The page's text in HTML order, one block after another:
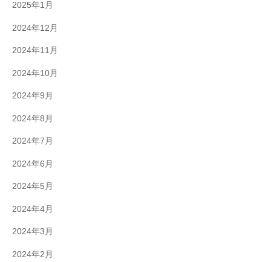
2025年1月
2024年12月
2024年11月
2024年10月
2024年9月
2024年8月
2024年7月
2024年6月
2024年5月
2024年4月
2024年3月
2024年2月